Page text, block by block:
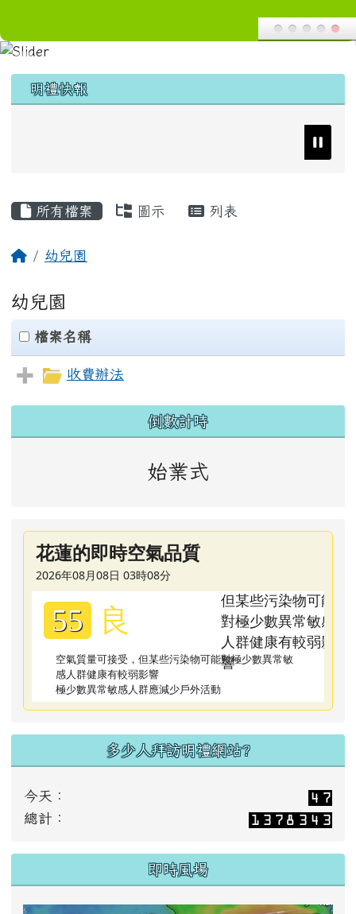
上中區域內容
明禮快報
所有檔案 圖示 列表
回首頁
幼兒園
幼兒園
clickAll
檔案名稱
收費辦法
倒數計時
始業式
花蓮的即時空氣品質
2026年08月08日 03時08分
55 良
空氣質量可接受，但某些污染物可能對極少數異常敏
感人群健康有較弱影響
極少數異常敏感人群應減少戶外活動
多少人拜訪明禮網站?
今天：
總計：
即時風場
頁尾區域